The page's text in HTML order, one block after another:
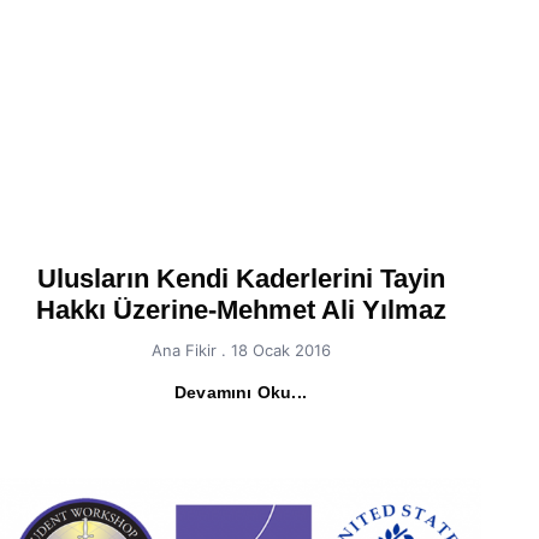
Ulusların Kendi Kaderlerini Tayin
Hakkı Üzerine-Mehmet Ali Yılmaz
Ana Fikir 18 Ocak 2016
Devamını Oku...